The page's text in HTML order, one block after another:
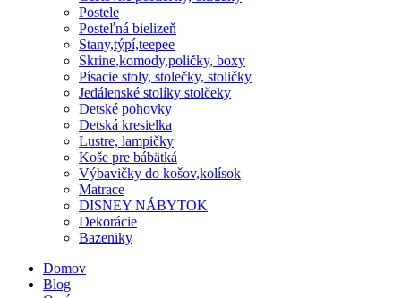
Postele
Posteľná bielizeň
Stany,týpí,teepee
Skrine,komody,poličky, boxy
Písacie stoly, stolečky, stoličky
Jedálenské stolíky stolčeky
Detské pohovky
Detská kresielka
Lustre, lampičky
Koše pre bábätká
Výbavičky do košov,kolísok
Matrace
DISNEY NÁBYTOK
Dekorácie
Bazeniky
Domov
Blog